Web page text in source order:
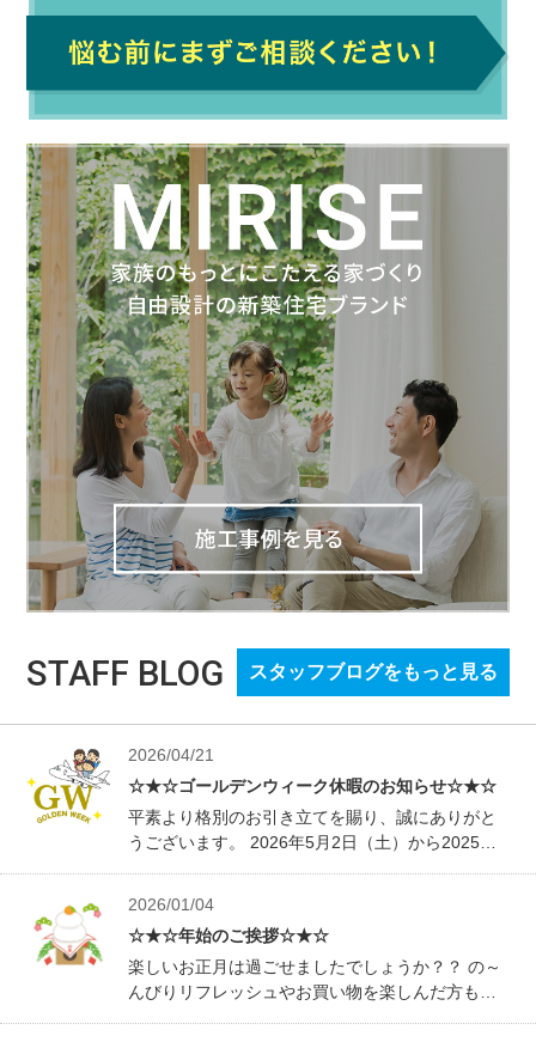
STAFF BLOG スタッフブログをもっと見る
2026/04/21
☆★☆ゴールデンウィーク休暇のお知らせ☆★☆
平素より格別のお引き立てを賜り、誠にありがと
うございます。 2026年5月2日（土）から2025年5
合わせにつきましては、 休業明けの2026年5月7日
より順次対…
2026/01/04
☆★☆年始のご挨拶☆★☆
楽しいお正月は過ごせましたでしょうか？？ の～
んびりリフレッシュやお買い物を楽しんだ方もい